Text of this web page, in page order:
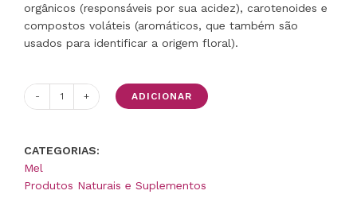
orgânicos (responsáveis ​​por sua acidez), carotenoides e
compostos voláteis (aromáticos, que também são
usados ​​para identificar a origem floral).
Quantidade
Biológico
ADICIONAR
CATEGORIAS:
Mel
Produtos Naturais e Suplementos